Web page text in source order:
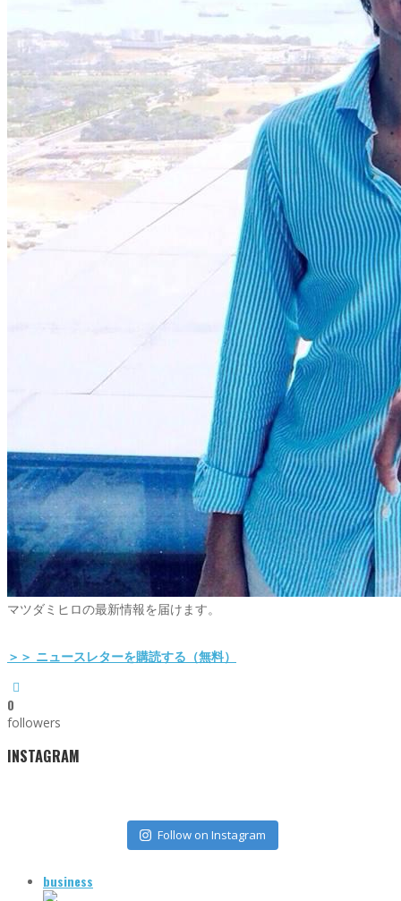
マツダミヒロの最新情報を届けます。
＞＞ ニュースレターを購読する（無料）
0
followers
INSTAGRAM
Follow on Instagram
business